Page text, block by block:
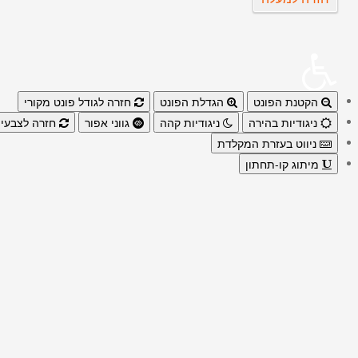
הקטנת הפונט הגדלת הפונט
חזרה לגודל פונט מקורי
ניגודיות בהירה
ניגודיות קהה גווני אפור
חזרה
ניווט בעזרת המקלדת
מיתוג קו-תחתון